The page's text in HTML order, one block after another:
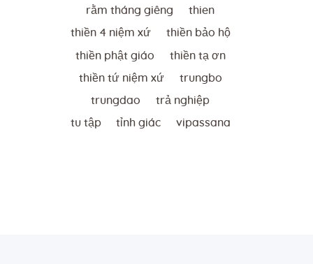
rằm tháng giêng thien
thiền 4 niệm xứ thiền bảo hộ
thiền phật giáo thiền tạ ơn
thiền tứ niệm xứ trungbo
trungdao trả nghiệp
tu tập tỉnh giác vipassana